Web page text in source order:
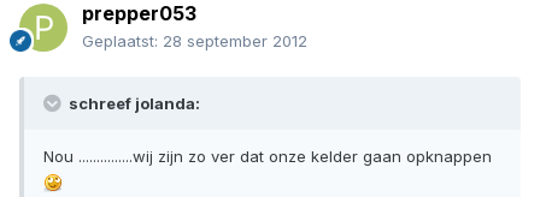
prepper053
Geplaatst: 28 september 2012
schreef jolanda:
Nou ...............wij zijn zo ver dat onze kelder gaan opknappen